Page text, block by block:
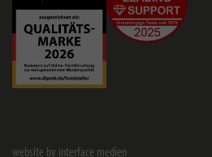
website by interface medien